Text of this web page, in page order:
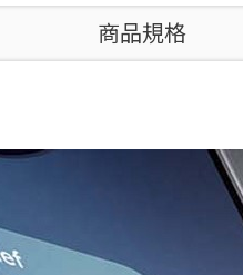
商品規格